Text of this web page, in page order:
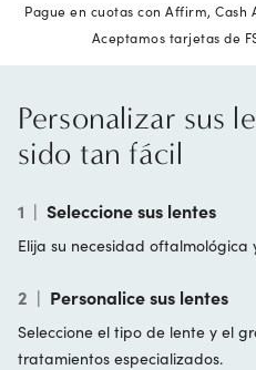
Pague en cuotas con Affirm,
Aceptamos tarjetas de
Personalizar sus
sido tan fácil
1 | Seleccione sus lentes
Elija su necesidad
2 | Personalice sus lentes
Seleccione el tipo de lente y el
tratamientos especializados.